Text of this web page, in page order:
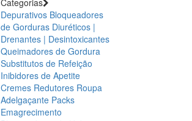
Depurativos Bloqueadores
de Gorduras Diuréticos |
Drenantes | Desintoxicantes
Queimadores de Gordura
Substitutos de Refeição
Inibidores de Apetite
Cremes Redutores Roupa
Adelgaçante Packs
Emagrecimento